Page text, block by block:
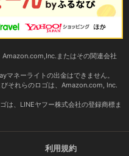
またはその関連会社
マネーライトの出金はできません。
それらのロゴは、Amazon.com, Inc.
は、LINEヤフー株式会社の登録商標ま
利用規約